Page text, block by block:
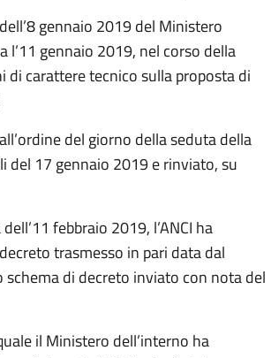
gennaio 2019 del Ministero
l’11 gennaio 2019, nel corso della
di carattere tecnico sulla proposta di
del giorno della seduta della
17 gennaio 2019 e rinviato, su
febbraio 2019, l’ANCI ha
trasmesso in pari data dal
di decreto inviato con nota del
il Ministero dell’interno ha